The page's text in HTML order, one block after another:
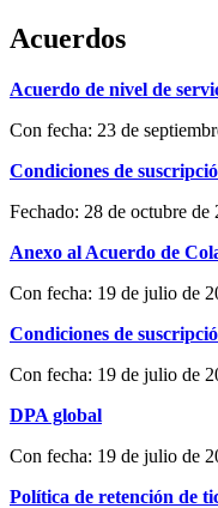
Acuerdos
Acuerdo de nivel de
Con fecha: 23 de
Condiciones de
Fechado: 28 de octubre de
Anexo al Acuerdo de
Con fecha: 19 de julio de
Condiciones de
Con fecha: 19 de julio de
DPA global
Con fecha: 19 de julio de
Política de retención de